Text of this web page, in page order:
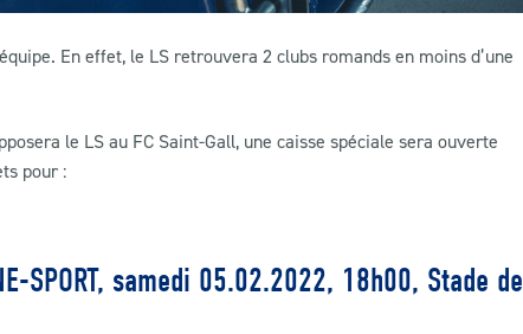
En effet, le LS retrouvera 2 clubs romands en moins d’une
le LS au FC Saint-Gall, une caisse spéciale sera ouverte
pour :
SPORT, samedi 05.02.2022, 18h00, Stade de